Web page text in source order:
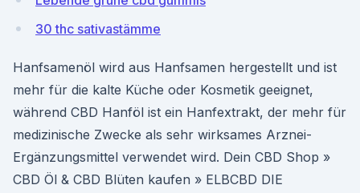
30 thc sativastämme
Hanfsamenöl wird aus Hanfsamen hergestellt und ist
mehr für die kalte Küche oder Kosmetik geeignet,
während CBD Hanföl ist ein Hanfextrakt, der mehr für
medizinische Zwecke als sehr wirksames Arznei-
Ergänzungsmittel verwendet wird. Dein CBD Shop »
CBD Öl & CBD Blüten kaufen » ELBCBD DIE